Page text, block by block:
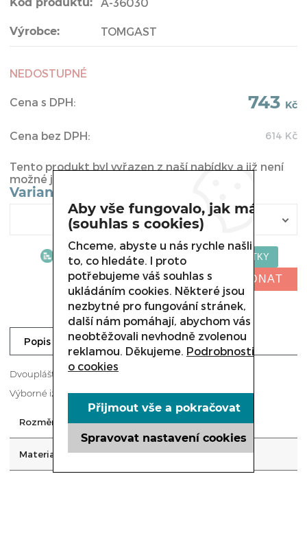
Výrobce: TOMGAST
NEDOSTUPNÉ
Cena s DPH: 743 Kč
Cena bez DPH: 614 Kč
Tento produkt byl vyřazen z naší nabídky a již není
možné jej u nás koupit.
Varianta
NELZE OBJEDNAT
Popis Dotaz prodejci
Dvouplášťový obal na láhve.
Výborné izolační vlastnosti.
Rozměry vnitřní průměr 9cm
Material (barva) Nerez 18/10
Aby vše fungovalo, jak má
(souhlas s cookies)
Chceme, abyste u nás rychle našli
to, co hledáte. I proto
potřebujeme váš souhlas s
ukládáním cookies. Některé jsou
nezbytné pro fungování stránek,
další nám pomáhají, abychom vás
neobtěžovali nevhodně zvolenou
reklamou. Děkujeme. Podrobnosti
o cookies
Spravovat nastavení cookies
Přijmout vše a pokračovat